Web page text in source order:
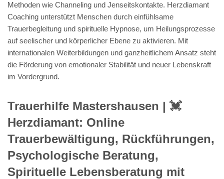
Methoden wie Channeling und Jenseitskontakte. Herzdiamant
Coaching unterstützt Menschen durch einfühlsame
Trauerbegleitung und spirituelle Hypnose, um Heilungsprozesse
auf seelischer und körperlicher Ebene zu aktivieren. Mit
internationalen Weiterbildungen und ganzheitlichem Ansatz steht
die Förderung von emotionaler Stabilität und neuer Lebenskraft
im Vordergrund.
Trauerhilfe Mastershausen | 💓️️
Herzdiamant: Online
Trauerbewältigung, Rückführungen,
Psychologische Beratung,
Spirituelle Lebensberatung mit